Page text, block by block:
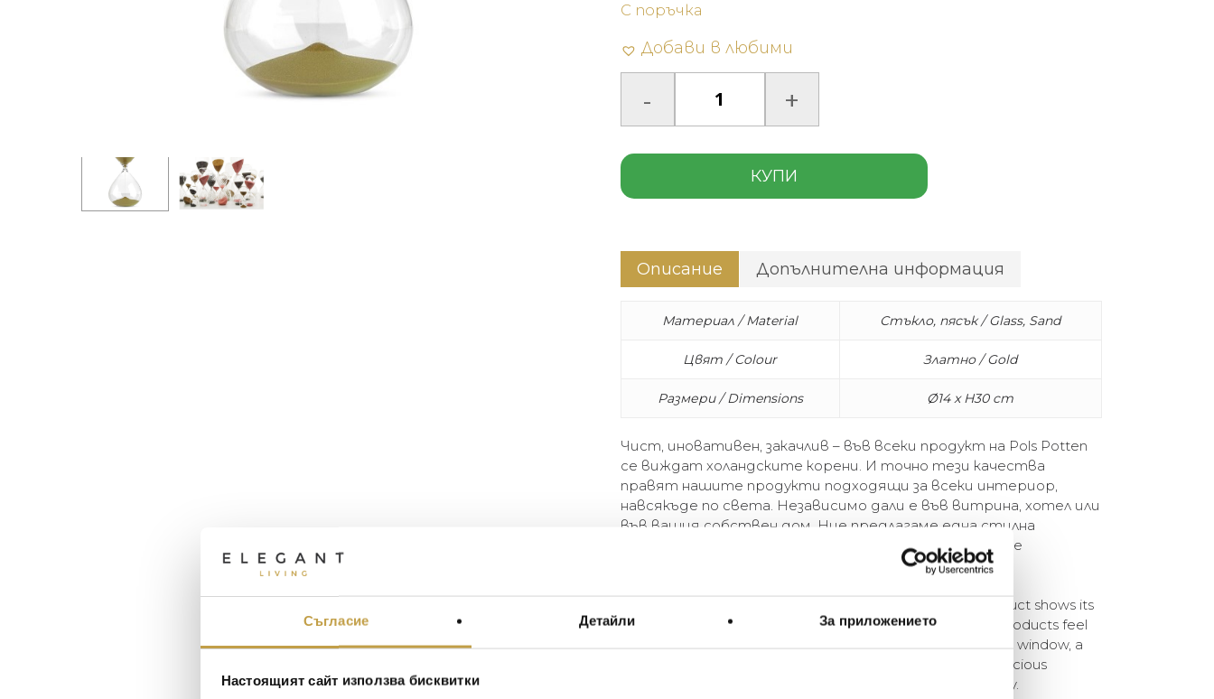
Съгласие Детайли За приложението
Настоящият сайт използва бисквитки
С поръчка
Добави в любими
КУПИ
Описание Допълнителна информация
Материал / Material Стъкло, пясък / Glass, Sand
Цвят / Colour Златно / Gold
Размери / Dimensions Ø14 x H30 cm
Чист, иновативен, закачлив – във всеки продукт на Pols Potten
се виждат холандските корени. И точно тези качества
правят нашите продукти подходящи за всеки интериор,
навсякъде по света. Независимо дали е във витрина, хотел или
във вашия собствен дом. Ние предлагаме една стилна
концепция за пространства и ви каним да забравите
Clear, innovative, tongue-in-cheek, every Pols Potten product shows its
Dutch roots. It’s these very same qualities that make our products feel
right at home anywhere in the world. Whether it is in a shop window, a
hotel or your very own home. We globally offer a style-conscious
concept for spaces and invite you to forget about normalcy.